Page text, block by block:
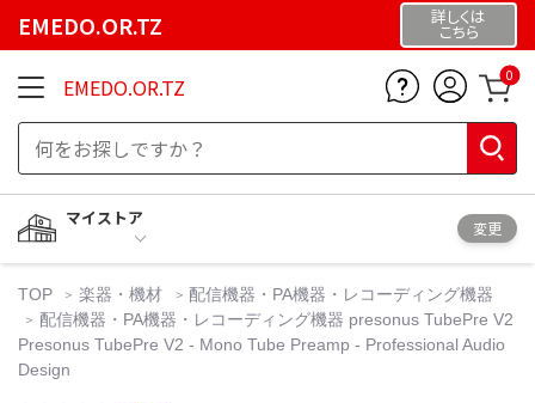
EMEDO.OR.TZ 詳しくは
こちら
EMEDO.OR.TZ 0
マイストア
変更
TOP 楽器・機材
配信機器・PA機器・レコーディング機器
配信機器・PA機器・レコーディング機器 presonus TubePre V2
Presonus TubePre V2 - Mono Tube Preamp - Professional Audio
Design